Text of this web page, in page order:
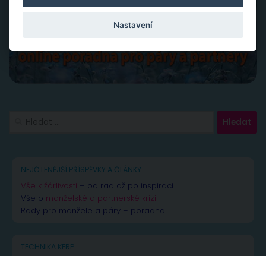
NEJČTENĚJŠÍ PŘÍSPĚVKY A ČLÁNKY
Vše k žárlivosti – od rad až po inspiraci
Vše o manželské a partnerské krizi
Rady pro manžele a páry – poradna
TECHNIKA KERP
Nastavení